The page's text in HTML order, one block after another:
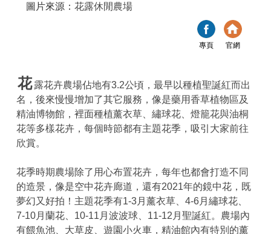
圖片來源： 花露休閒農場
專頁 官網
花 露花卉農場佔地有3.2公頃，最早以種植聖誕紅而出
名，後來慢慢增加了其它服務，像是藥用香草植物區及
精油博物館，裡面種植薰衣草、繡球花、燈籠花與油桐
花等多樣花卉，每個時節都有主題花季，吸引大家前往
欣賞。
花季時期農場除了用心布置花卉，每年也都會打造不同
的造景，像是空中花卉廊道，還有2021年的鏡中花，既
夢幻又好拍！主題花季有1-3月薰衣草、4-6月繡球花、
7-10月蘭花、10-11月波波球、11-12月聖誕紅。農場內
有餵魚池、大草皮、遊園小火車，精油館內有特別的薰